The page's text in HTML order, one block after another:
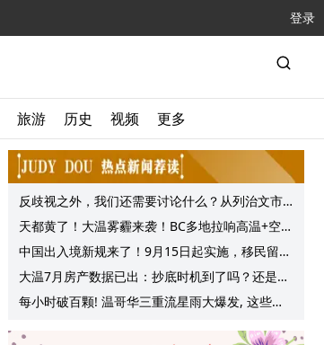
登录
旅游 历史 视频 更多
反歧视之外，我们还需要讨论什么？从列治文市
议会一项动议谈起
天都黄了！大温雾霾来袭！BC多地拉响高温+空气
质量预警 最高可达35°C！
中国出入境新规来了！9月15日起实施，移民留学
中介迎来最强监管！
大温7月房产数据已出：抄底时机到了吗？还是再
等等？他们这么建议的
每小时破百颗! 温哥华三重流星雨大爆发, 这些最